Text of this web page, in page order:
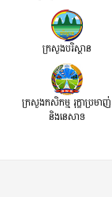
ក្រសួងបរិស្ថាន
ក្រសួងកសិកម្ម រុក្ខាប្រមាញ់
និងនេសាទ